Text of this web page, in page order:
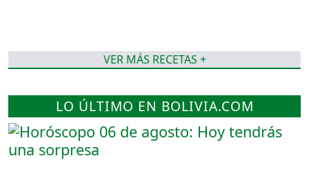
VER MÁS RECETAS +
LO ÚLTIMO EN BOLIVIA.COM